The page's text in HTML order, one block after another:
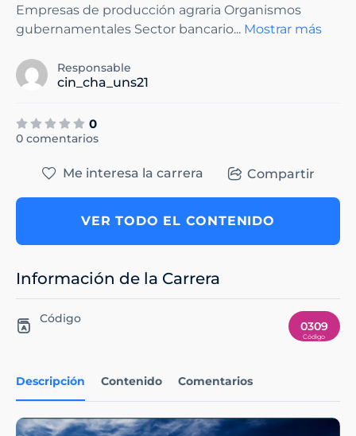
Empresas de producción agraria Organismos
gubernamentales Sector bancario... Mostrar más
Responsable
cin_cha_uns21
0
0 comentarios
Descripción Contenido Comentarios
Me interesa la carrera Compartir
VER TODO EL CONTENIDO
Información de la Carrera
Código
0309